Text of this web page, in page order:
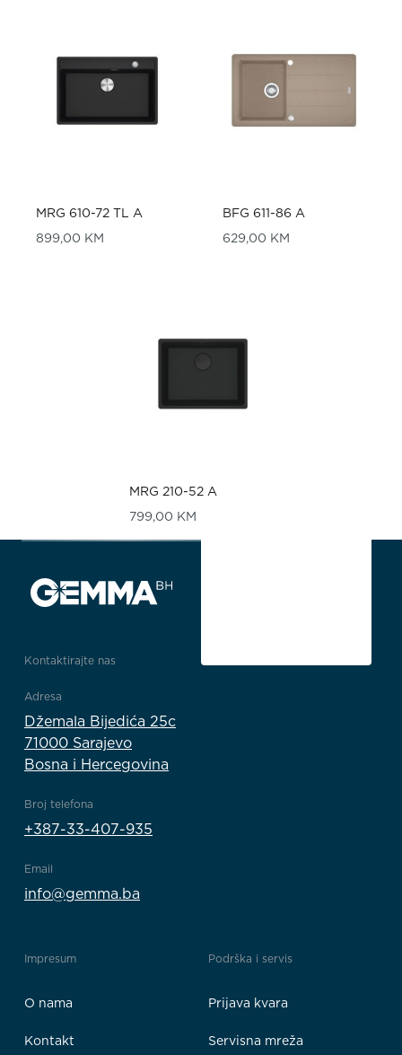
MRG 610-72 TL A
899,00 KM
BFG 611-86 A
629,00 KM
MRG 210-52 A
799,00 KM
Kontaktirajte nas
Adresa
Džemala Bijedića 25c
71000 Sarajevo
Bosna i Hercegovina
Broj telefona
+387-33-407-935
Email
info@gemma.ba
Impresum
O nama
Kontakt
Podrška i servis
Prijava kvara
Servisna mreža